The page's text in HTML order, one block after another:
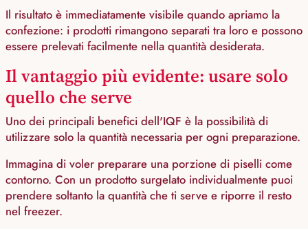
Il risultato è immediatamente visibile quando apriamo la
confezione: i prodotti rimangono separati tra loro e possono
essere prelevati facilmente nella quantità desiderata.
Il vantaggio più evidente: usare solo
quello che serve
Uno dei principali benefici dell'IQF è la possibilità di
utilizzare solo la quantità necessaria per ogni preparazione.
Immagina di voler preparare una porzione di piselli come
contorno. Con un prodotto surgelato individualmente puoi
prendere soltanto la quantità che ti serve e riporre il resto
nel freezer.